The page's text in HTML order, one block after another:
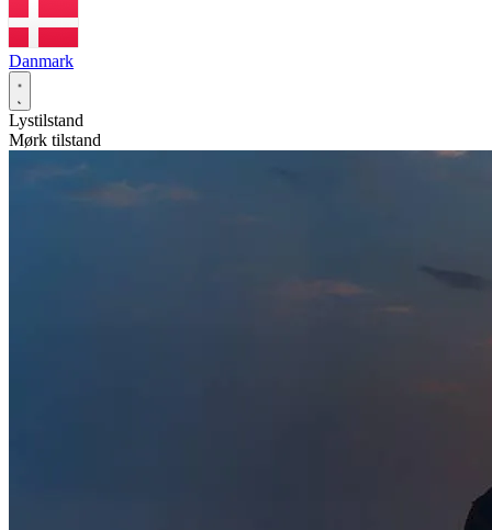
Danmark
Lystilstand
Mørk tilstand